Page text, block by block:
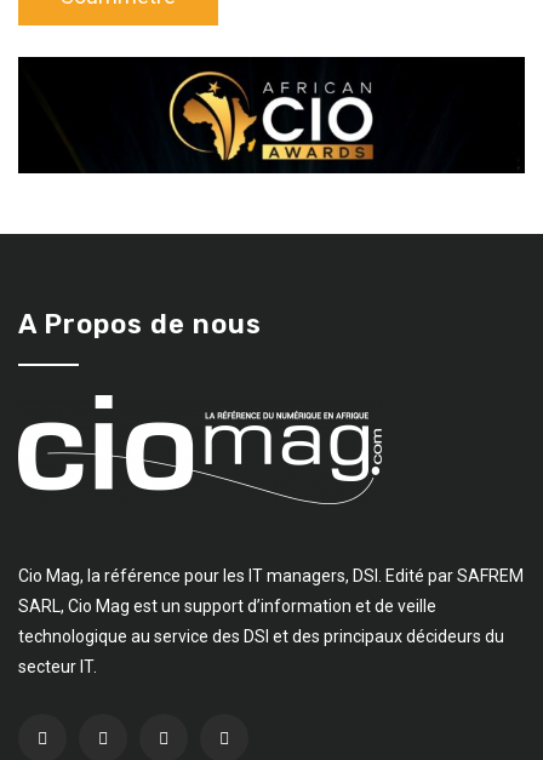
A Propos de nous
Cio Mag, la référence pour les IT managers, DSI. Edité par SAFREM
SARL, Cio Mag est un support d’information et de veille
technologique au service des DSI et des principaux décideurs du
secteur IT.